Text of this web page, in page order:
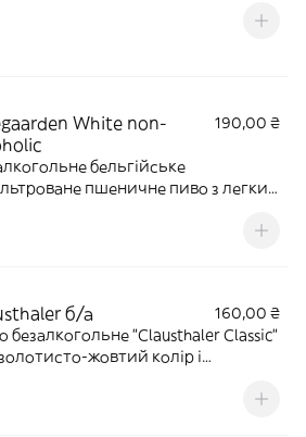
White non-
190,00 ₴
бельгійське
пшеничне пиво з легким
б/а
160,00 ₴
безалкогольне "Clausthaler Classic"
жовтий колір і